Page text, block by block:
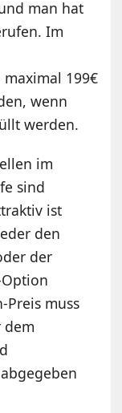
man hat
Im
199€
wenn
werden.
im
sind
ist
den
der
Preis muss
dem